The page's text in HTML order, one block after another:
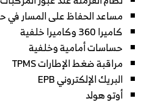
مساعد الحفاظ على المسار في
كاميرا 360 وكاميرا خلفية
حساسات أمامية وخلفية
مراقبة ضغط الإطارات TPMS
البريك الإلكتروني EPB
أوتو هولد